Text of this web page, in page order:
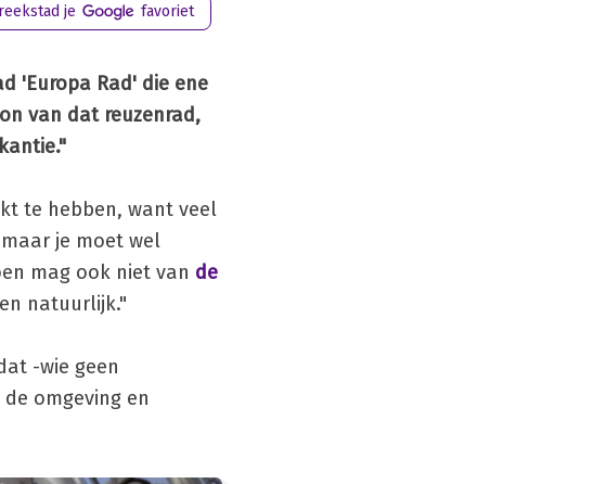
je favoriet
'Europa Rad' die ene
van dat reuzenrad,
te hebben, want veel
je moet wel
mag ook niet van de
natuurlijk."
-wie geen
omgeving en